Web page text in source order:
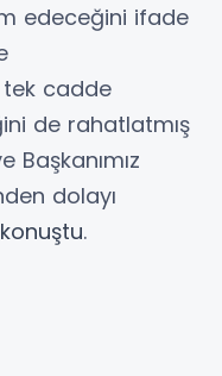
edeceğini ifade
tek cadde
de rahatlatmış
Başkanımız
dolayı
konuştu.